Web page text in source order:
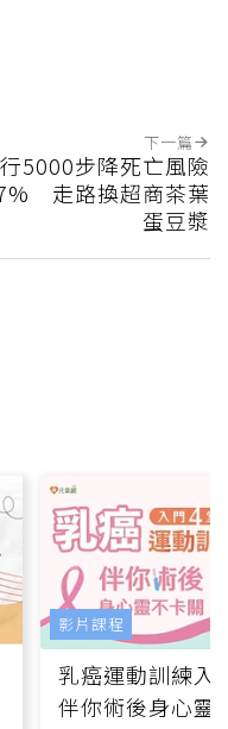
下一篇
5000步降死亡風險
走路換超商茶葉
蛋豆漿
乳癌運動訓練入
伴你術後身心靈
影片課程